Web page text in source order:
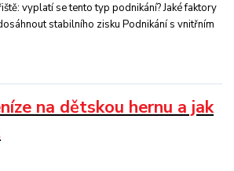
vyplatí se tento typ podnikání? Jaké faktory
stabilního zisku Podnikání s vnitřním
na dětskou hernu a jak